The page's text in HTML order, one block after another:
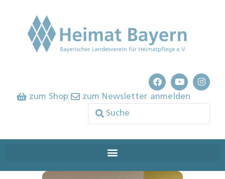
zum Shop zum Newsletter anmelden